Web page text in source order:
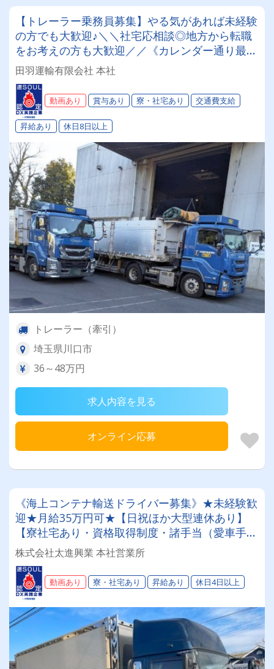
【トレーラー乗務員募集】やる気があれば未経験
の方でも大歓迎♪＼＼社宅応相談◎地方から転職
をお考えの方も大歓迎／／《カレンダー通り最大
年間休日125日》《月給40万円以上可》《免許取
得支援有》
田羽運輸有限会社 本社
動画あり 賞与あり 寮・社宅あり 交通費支給
昇給あり 休日8日以上
トレーラー（牽引）
埼玉県川口市
36～48万円
求人内容を見る
オンライン応募
《海上コンテナ輸送ドライバー募集》★未経験歓
迎★月給35万円可★【日祝ほか大型連休あり】
【寮社宅あり・資格取得制度・諸手当（愛車手当
ほか）】大型車両へのステップアップをお考えの
方、必見♪
株式会社太進興業 本社営業所
動画あり 寮・社宅あり 昇給あり 休日4日以上